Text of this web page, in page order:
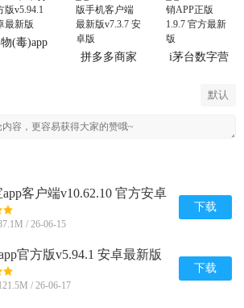
(毒)app
拼多多商家
i茅台数字营
默认
客户端v10.62.10 官方安卓
/ 26-06-15
下载
官方版v5.94.1 安卓最新版
/ 26-06-17
下载